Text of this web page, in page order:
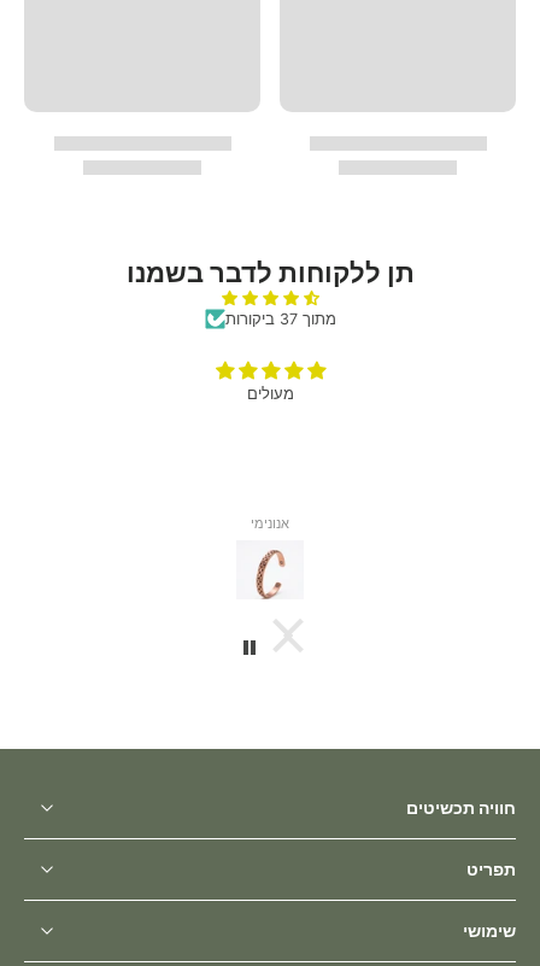
תן ללקוחות לדבר בשמנו
מתוך 37 ביקורות
חוויה תכשיטים
תפריט
שימושי